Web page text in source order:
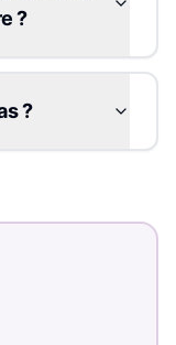
?
?